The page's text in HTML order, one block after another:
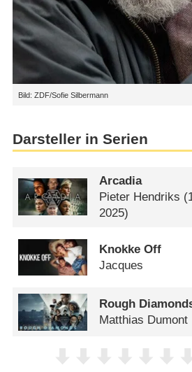
Bild: ZDF/Sofie Silbermann
Darsteller in Serien
Arcadia
Pieter Hendriks
2025)
Knokke Off
Jacques
Rough
Matthias Dumont